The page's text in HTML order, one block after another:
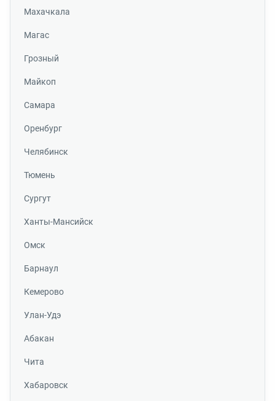
Махачкала
Магас
Грозный
Майкоп
Самара
Оренбург
Челябинск
Тюмень
Сургут
Ханты-Мансийск
Омск
Барнаул
Кемерово
Улан-Удэ
Абакан
Чита
Хабаровск